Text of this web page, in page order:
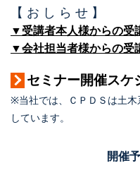
【 お し ら せ 】
▼受講者本人様からの受
▼会社担当者様からの受
セミナー開催スケ
※当社では、ＣＰＤＳは土
しています。
開催